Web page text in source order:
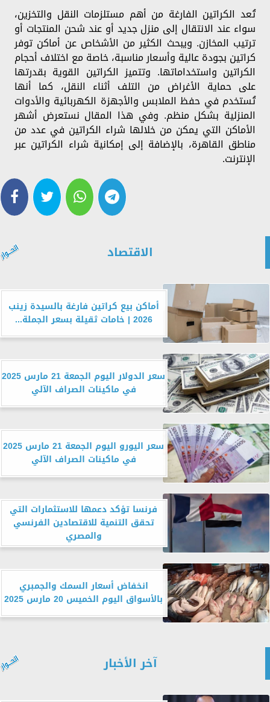
تُعد الكراتين الفارغة من أهم مستلزمات النقل والتخزين،
سواء عند الانتقال إلى منزل جديد أو عند شحن المنتجات أو
ترتيب المخازن. ويبحث الكثير من الأشخاص عن أماكن توفر
كراتين بجودة عالية وأسعار مناسبة، خاصة مع اختلاف أحجام
الكراتين واستخداماتها. وتتميز الكراتين القوية بقدرتها
على حماية الأغراض من التلف أثناء النقل، كما أنها
تُستخدم في حفظ الملابس والأجهزة الكهربائية والأدوات
المنزلية بشكل منظم. وفي هذا المقال نستعرض أشهر
الأماكن التي يمكن من خلالها شراء الكراتين في عدد من
مناطق القاهرة، بالإضافة إلى إمكانية شراء الكراتين عبر
الإنترنت.
الاقتصاد
أماكن بيع كراتين فارغة بالسيدة زينب
2026 | خامات ثقيلة بسعر الجملة...
سعر الدولار اليوم الجمعة 21 مارس 2025
في ماكينات الصراف الآلي
سعر اليورو اليوم الجمعة 21 مارس 2025
في ماكينات الصراف الآلي
فرنسا تؤكد دعمها للاستثمارات التي
تحقق التنمية للاقتصادين الفرنسي
والمصري
انخفاض أسعار السمك والجمبري
بالأسواق اليوم الخميس 20 مارس 2025
آخر الأخبار